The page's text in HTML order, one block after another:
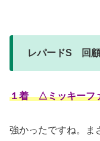
レパードS 回顧
１着 △ミッキーフ
強かったですね。ま